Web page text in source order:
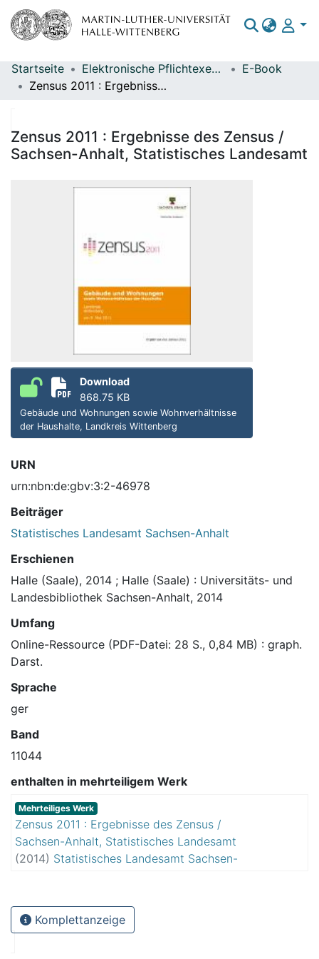
Bereiche & Sammlungen
Statistiken
Startseite Elektronische Pflichtexemplare
E-Book
Zensus 2011 : Ergebnisse des Zensus / Sachsen-Anhalt, Statistisches Landesamt
Zensus 2011 : Ergebnisse des Zensus /
Sachsen-Anhalt, Statistisches Landesamt
Download
868.75 KB
Gebäude und Wohnungen sowie Wohnverhältnisse
der Haushalte, Landkreis Wittenberg
URN
urn:nbn:de:gbv:3:2-46978
Beiträger
Statistisches Landesamt Sachsen-Anhalt
Erschienen
Halle (Saale), 2014 ; Halle (Saale) : Universitäts- und
Landesbibliothek Sachsen-Anhalt, 2014
Umfang
Online-Ressource (PDF-Datei: 28 S., 0,84 MB) : graph.
Darst.
Sprache
ger
Band
11044
enthalten in mehrteiligem Werk
Mehrteiliges Werk
Zensus 2011 : Ergebnisse des Zensus /
Sachsen-Anhalt, Statistisches Landesamt
(2014) Statistisches Landesamt Sachsen-
Komplettanzeige